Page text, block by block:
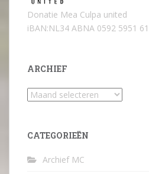
Donatie Mea Culpa united
iBAN:NL34 ABNA 0592 5951 61
ARCHIEF
Archief
CATEGORIEËN
Archief MC